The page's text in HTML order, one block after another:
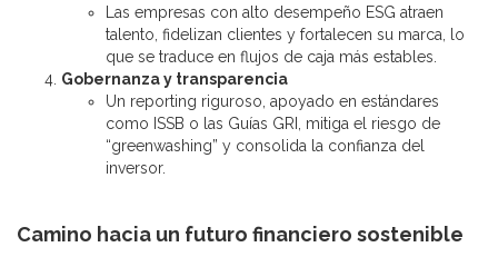
Las empresas con alto desempeño ESG atraen
talento, fidelizan clientes y fortalecen su marca, lo
que se traduce en flujos de caja más estables.
Gobernanza y transparencia
Un reporting riguroso, apoyado en estándares
como ISSB o las Guías GRI, mitiga el riesgo de
“greenwashing” y consolida la confianza del
inversor.
Camino hacia un futuro financiero sostenible